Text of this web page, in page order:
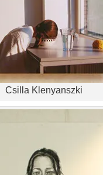
Csilla Klenyanszki